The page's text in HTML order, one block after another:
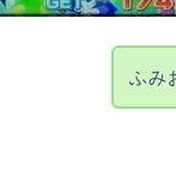
ふみ